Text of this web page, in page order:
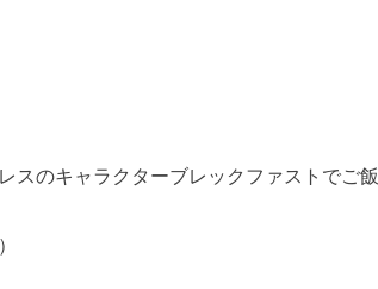
スのキャラクターブレックファストでご